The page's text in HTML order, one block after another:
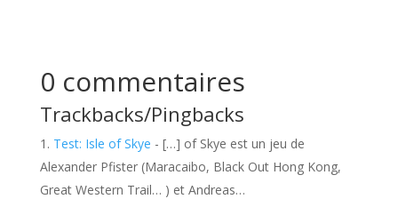
0 commentaires
Trackbacks/Pingbacks
Test: Isle of Skye - […] of Skye est un jeu de
Alexander Pfister (Maracaibo, Black Out Hong Kong,
Great Western Trail… ) et Andreas…